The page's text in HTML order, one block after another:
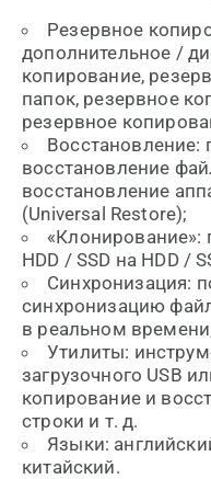
Резервное
дополнительное /
копирование,
папок, резервное
резервное
Восстановление:
восстановление
восстановление
(Universal Restore);
«Клонирование»:
HDD / SSD на HDD /
Синхронизация:
синхронизацию
в реальном
Утилиты:
загрузочного USB
копирование и
строки и т. д.
Языки:
китайский.